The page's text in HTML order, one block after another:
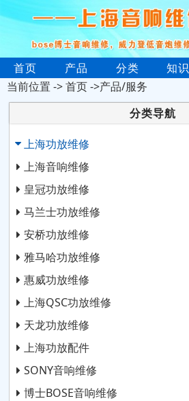
首页 产品 分类 知识
当前位置 ->首页->产品/服务
分类导航
上海功放维修
上海音响维修
皇冠功放维修
马兰士功放维修
安桥功放维修
雅马哈功放维修
惠威功放维修
上海QSC功放维修
天龙功放维修
上海功放配件
SONY音响维修
博士BOSE音响维修